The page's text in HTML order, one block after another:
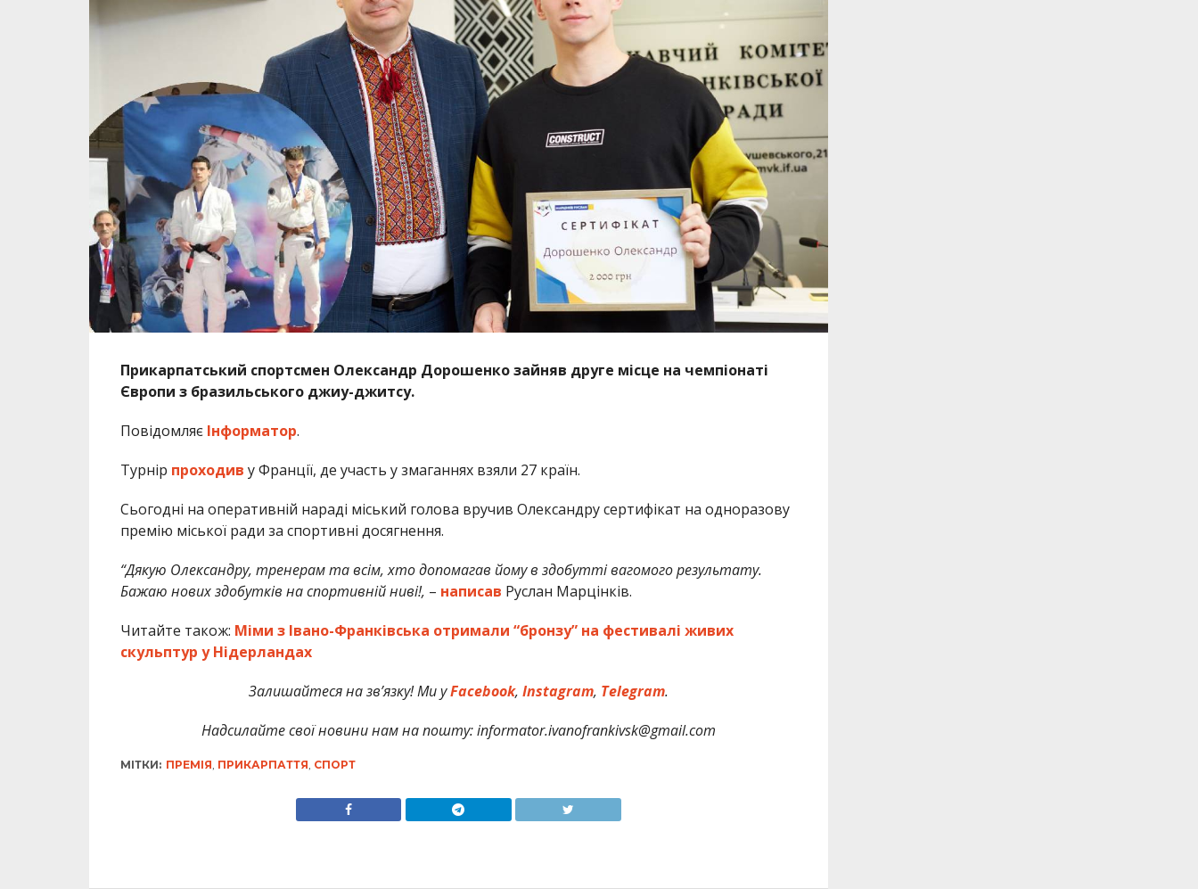
Прикарпатський спортсмен Олександр Дорошенко зайняв друге місце на чемпіонаті
Європи з бразильського джиу-джитсу.
Повідомляє Інформатор.
Турнір проходив у Франції, де участь у змаганнях взяли 27 країн.
Сьогодні на оперативній нараді міський голова вручив Олександру сертифікат на одноразову
премію міської ради за спортивні досягнення.
“Дякую Олександру, тренерам та всім, хто допомагав йому в здобутті вагомого результату.
Бажаю нових здобутків на спортивній ниві!, – написав Руслан Марцінків.
Читайте також: Міми з Івано-Франківська отримали “бронзу” на фестивалі живих
скульптур у Нідерландах
Залишайтеся на зв’язку! Ми уFacebook, Instagram, Telegram.
Надсилайте свої новини нам на пошту: informator.ivanofrankivsk@gmail.com
МІТКИ: ПРЕМІЯ ПРИКАРПАТТЯ СПОРТ